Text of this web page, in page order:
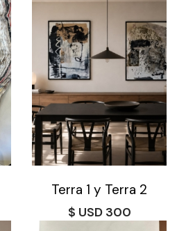
Terra 1 y Terra 2
$ 300